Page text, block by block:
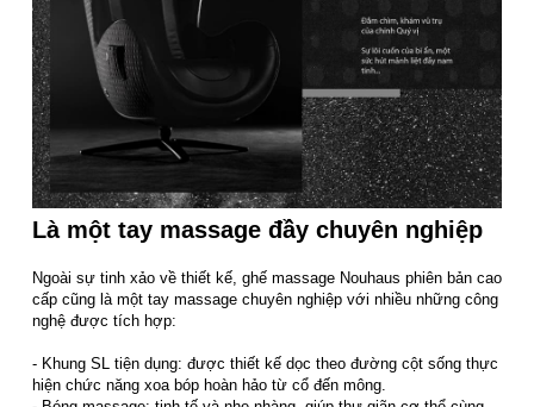
Là một tay massage đầy chuyên nghiệp
Ngoài sự tinh xảo về thiết kế, ghế massage Nouhaus phiên bản cao
cấp cũng là một tay massage chuyên nghiệp với nhiều những công
nghệ được tích hợp:
- Khung SL tiện dụng: được thiết kế dọc theo đường cột sống thực
hiện chức năng xoa bóp hoàn hảo từ cổ đến mông.